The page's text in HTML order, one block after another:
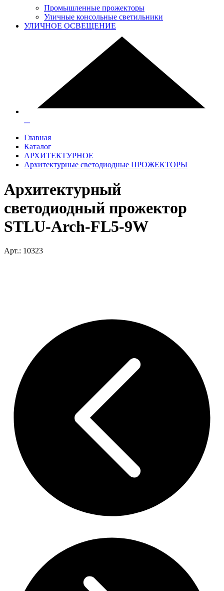
Промышленные прожекторы
Уличные консольные светильники
УЛИЧНОЕ ОСВЕЩЕНИЕ
...
Главная
Каталог
АРХИТЕКТУРНОЕ
Архитектурные светодиодные ПРОЖЕКТОРЫ
Архитектурный
светодиодный прожектор
STLU-Arch-FL5-9W
Арт.: 10323